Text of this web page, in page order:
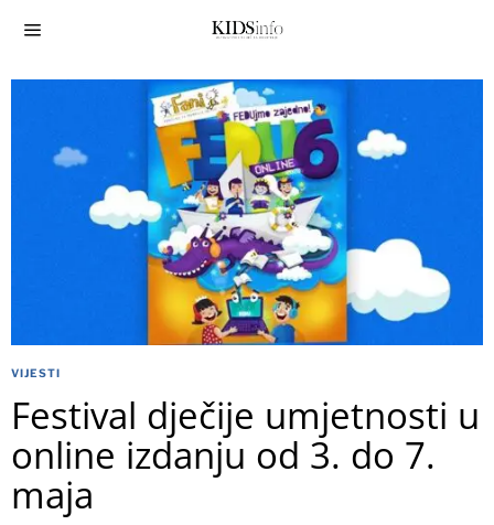
VIJESTI
Festival dječije umjetnosti u
online izdanju od 3. do 7.
maja